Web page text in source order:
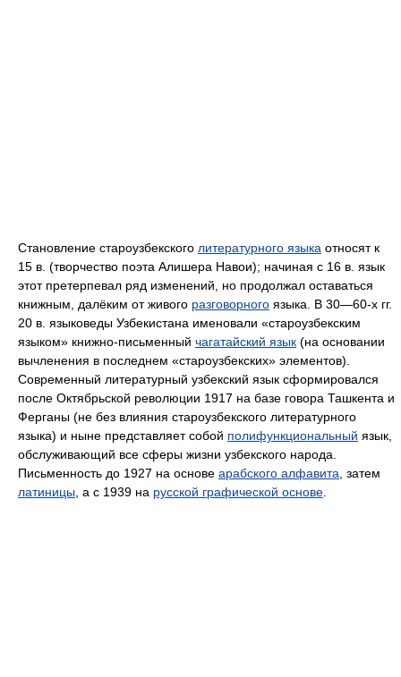
Становление староузбекского литературного языка относят к
15 в. (творчество поэта Алишера Навои); начиная с 16 в. язык
этот претерпевал ряд изменений, но продолжал оставаться
книжным, далёким от живого разговорного языка. В 30—60‑х гг.
20 в. языковеды Узбекистана именовали «староузбекским
языком» книжно-письменный чагатайский язык (на основании
вычленения в последнем «староузбекских» элементов).
Современный литературный узбекский язык сформировался
после Октябрьской революции 1917 на базе говора Ташкента и
Ферганы (не без влияния староузбекского литературного
языка) и ныне представляет собой полифункциональный язык,
обслуживающий все сферы жизни узбекского народа.
Письменность до 1927 на основе арабского алфавита , затем
латиницы , а с 1939 на русской графической основе